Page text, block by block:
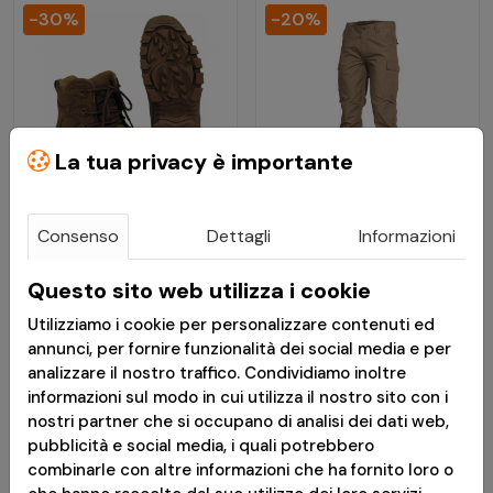
-30%
€ 37,73
€ 53,90
Anfibi Militari
Commando Coyote Tan
- MFH
Consegna in 24h
-20%
€ 33,51
€ 41,89
Pantaloni Militari BDU
2.0 Ripstop Tan -
Pentagon
Disponibile
La tua privacy è importante
Consenso Dettagli Informazioni
Questo sito web utilizza i cookie
Utilizziamo i cookie per personalizzare contenuti ed
annunci, per fornire funzionalità dei social media e per
analizzare il nostro traffico. Condividiamo inoltre
informazioni sul modo in cui utilizza il nostro sito con i
nostri partner che si occupano di analisi dei dati web,
pubblicità e social media, i quali potrebbero
combinarle con altre informazioni che ha fornito loro o